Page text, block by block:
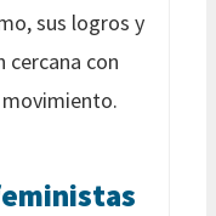
sus logros y
con